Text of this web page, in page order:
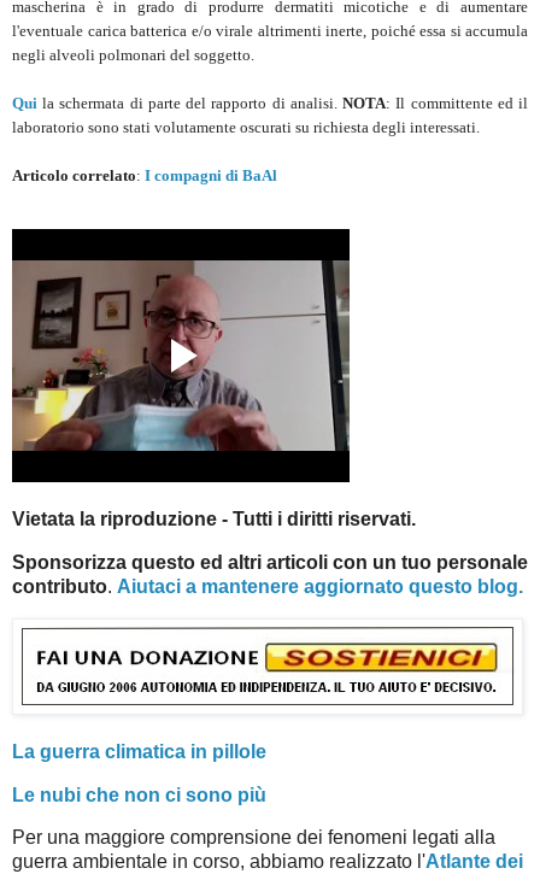
mascherina è in grado di produrre dermatiti micotiche e di aumentare
l'eventuale carica batterica e/o virale altrimenti inerte, poiché essa si accumula
negli alveoli polmonari del soggetto.
Qui la schermata di parte del rapporto di analisi.NOTA: Il committente ed il
laboratorio sono stati volutamente oscurati su richiesta degli interessati.
Articolo correlato: I compagni di BaAl
Vietata la riproduzione - Tutti i diritti riservati.
Sponsorizza questo ed altri articoli con un tuo personale
contributo. Aiutaci a mantenere aggiornato questo blog.
La guerra climatica in pillole
Le nubi che non ci sono più
Per una maggiore comprensione dei fenomeni legati alla
guerra ambientale in corso, abbiamo realizzato l'Atlante dei